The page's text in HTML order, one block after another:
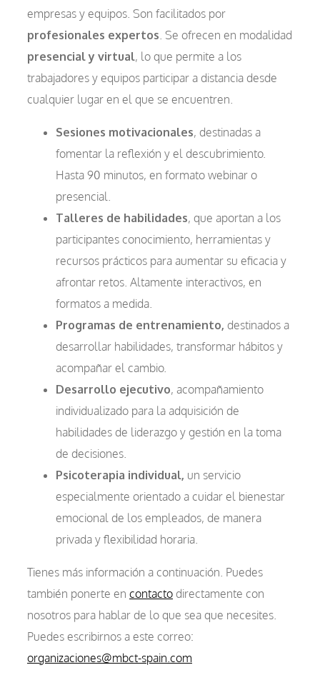
empresas y equipos. Son facilitados por
profesionales expertos. Se ofrecen en modalidad
presencial y virtual, lo que permite a los
trabajadores y equipos participar a distancia desde
cualquier lugar en el que se encuentren.
Sesiones motivacionales, destinadas a
fomentar la reflexión y el descubrimiento.
Hasta 90 minutos, en formato webinar o
presencial.
Talleres de habilidades, que aportan a los
participantes conocimiento, herramientas y
recursos prácticos para aumentar su eficacia y
afrontar retos. Altamente interactivos, en
formatos a medida.
Programas de entrenamiento, destinados a
desarrollar habilidades, transformar hábitos y
acompañar el cambio.
Desarrollo ejecutivo, acompañamiento
individualizado para la adquisición de
habilidades de liderazgo y gestión en la toma
de decisiones.
Psicoterapia individual, un servicio
especialmente orientado a cuidar el bienestar
emocional de los empleados, de manera
privada y flexibilidad horaria.
Tienes más información a continuación. Puedes
también ponerte en contacto directamente con
nosotros para hablar de lo que sea que necesites.
Puedes escribirnos a este correo:
organizaciones@mbct-spain.com